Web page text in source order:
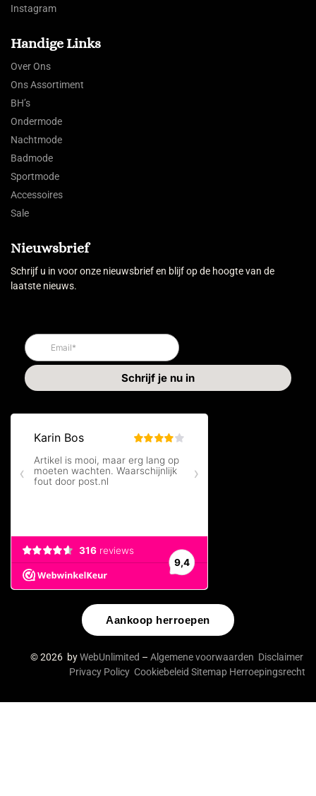
Instagram
Handige Links
Over Ons
Ons Assortiment
BH’s
Ondermode
Nachtmode
Badmode
Sportmode
Accessoires
Sale
Nieuwsbrief
Schrijf u in voor onze nieuwsbrief en blijf op de hoogte van de
laatste nieuws.
Aankoop herroepen
© 2026 byWebUnlimited – Algemene voorwaarden Disclaimer
Privacy Policy Cookiebeleid Sitemap Herroepingsrecht